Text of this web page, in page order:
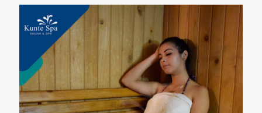
Tu dirección de correo electrónico no será publicada.Los
campos obligatorios están marcados con
Your rating*
1 2 3 4 5